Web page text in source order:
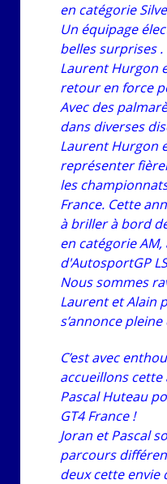
en catégorie
Un équipage
belles surprises .
Laurent Hurgon
retour en force
Avec des
dans diverses
Laurent Hurgon
représenter
les
France. Cette
à briller à bord
en catégorie
d'AutosportGP
Nous sommes
Laurent et Alain
s’annonce
C’est avec
accueillons cette
Pascal Huteau
GT4 France !
Joran et Pascal
parcours
deux cette envie